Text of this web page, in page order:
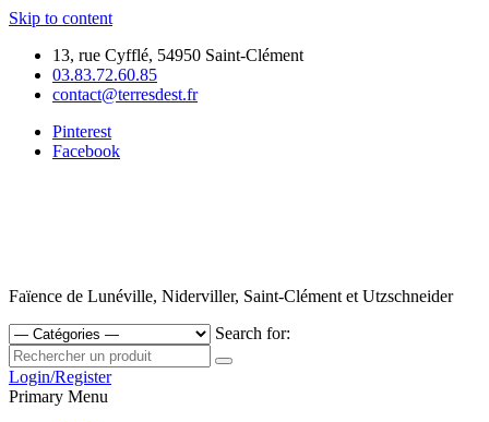
Skip to content
13, rue Cyfflé, 54950 Saint-Clément
03.83.72.60.85
contact@terresdest.fr
Pinterest
Facebook
Faïence de Lunéville, Niderviller, Saint-Clément et Utzschneider
Search for:
Login/Register
Primary Menu